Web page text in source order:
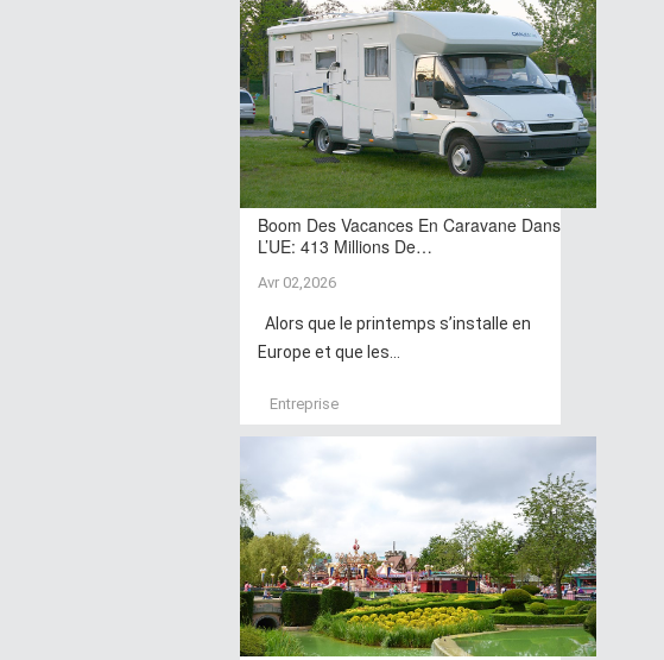
Boom Des Vacances En Caravane Dans
L’UE: 413 Millions De…
Avr 02,2026
Alors que le printemps s’installe en
Europe et que les...
Entreprise